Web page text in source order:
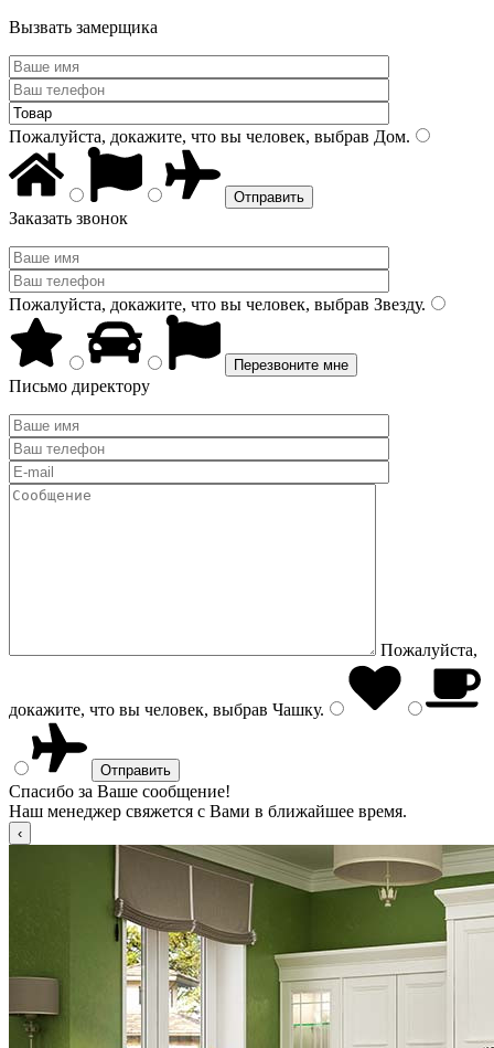
Вызвать замерщика
Пожалуйста, докажите, что вы человек, выбрав Дом.
Заказать звонок
Пожалуйста, докажите, что вы человек, выбрав Звезду.
Письмо директору
Пожалуйста,
докажите, что вы человек, выбрав Чашку.
Спасибо за Ваше сообщение!
Наш менеджер свяжется с Вами в ближайшее время.